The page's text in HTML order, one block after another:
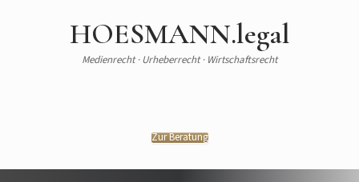
HOESMANN.legal
Medienrecht · Urheberrecht · Wirtschaftsrecht
Zur Beratung